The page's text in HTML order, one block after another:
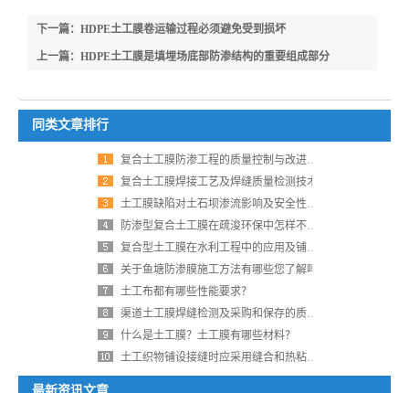
下一篇：HDPE土工膜卷运输过程必须避免受到损坏
上一篇：HDPE土工膜是填埋场底部防渗结构的重要组成部分
同类文章排行
复合土工膜防渗工程的质量控制与改进探析
复合土工膜焊接工艺及焊缝质量检测技术
土工膜缺陷对土石坝渗流影响及安全性评价
防渗型复合土工膜在疏浚环保中怎样不被风浪破坏？
复合型土工膜在水利工程中的应用及铺设注意事项
关于鱼塘防渗膜施工方法有哪些您了解吗
土工布都有哪些性能要求？
渠道土工膜焊缝检测及采购和保存的质量控制要点
什么是土工膜？土工膜有哪些材料？
土工织物铺设接缝时应采用缝合和热粘接方式